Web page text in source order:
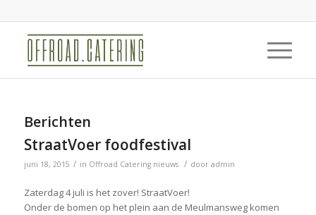
Berichten
StraatVoer foodfestival
juni 18, 2015 / in Offroad Catering nieuws / door admin
Zaterdag 4 juli is het zover! StraatVoer!
Onder de bomen op het plein aan de Meulmansweg komen